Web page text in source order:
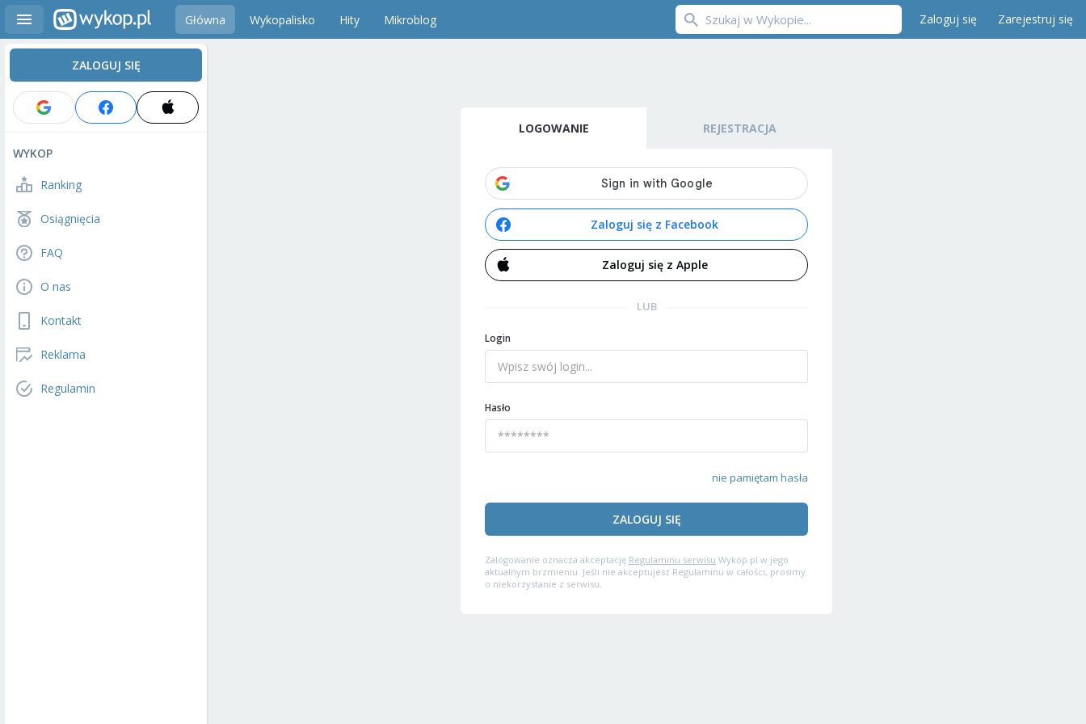
Główna Wykopalisko Hity Mikroblog Zaloguj się Zarejestruj się
ZALOGUJ SIĘ
WYKOP
Ranking
Osiągnięcia
FAQ
O nas
Kontakt
Reklama
Regulamin
LOGOWANIE REJESTRACJA
Zaloguj się z Facebook
Zaloguj się z Apple
LUB
Login
Hasło
nie pamiętam hasła
ZALOGUJ SIĘ
Zalogowanie oznacza akceptację Regulaminu serwisu Wykop.pl w jego
aktualnym brzmieniu. Jeśli nie akceptujesz Regulaminu w całości, prosimy
o niekorzystanie z serwisu.